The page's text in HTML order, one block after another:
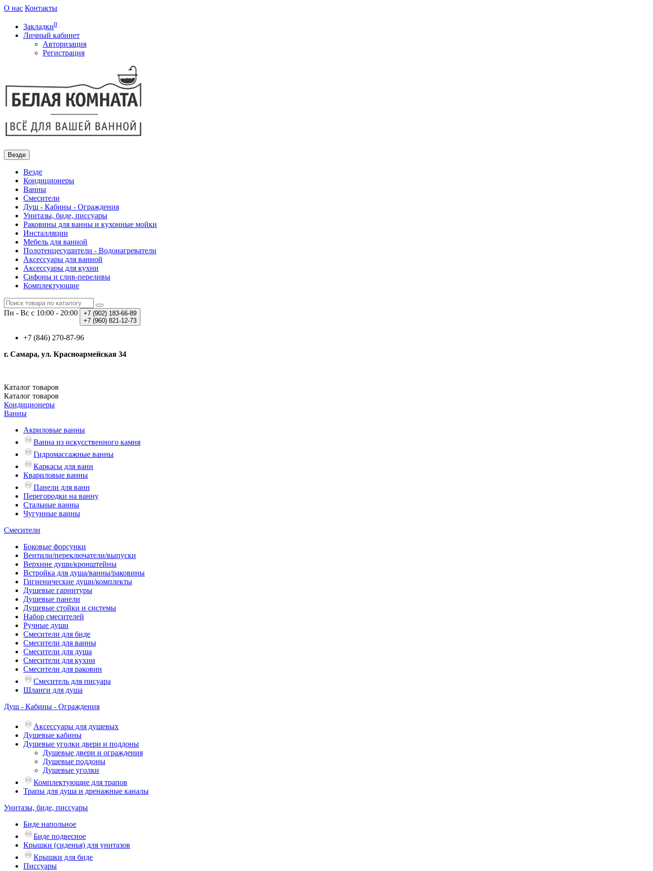
О нас Контакты
Закладки0
Личный кабинет
Авторизация
Регистрация
Везде
Везде
Кондиционеры
Ванны
Смесители
Душ - Кабины - Ограждения
Унитазы, биде, писсуары
Раковины для ванны и кухонные мойки
Инсталляции
Мебель для ванной
Полотенцесушители - Водонагреватели
Аксессуары для ванной
Аксессуары для кухни
Сифоны и слив-переливы
Комплектующие
Пн - Вс с 10:00 - 20:00 +7 (902) 183-66-89
+7 (960) 821-12-73
+7 (846) 270-87-96
г. Самара, ул. Красноармейская 34
Каталог товаров
Каталог товаров
Кондиционеры
Ванны
Акриловые ванны
Ванна из искусственного камня
Гидромассажные ванны
Каркасы для ванн
Квариловые ванны
Панели для ванн
Перегородки на ванну
Стальные ванны
Чугунные ванны
Смесители
Боковые форсунки
Вентили/переключатели/выпуски
Верхние души/кронштейны
Встройка для душа/ванны/раковины
Гигиенические души/комплекты
Душевые гарнитуры
Душевые панели
Душевые стойки и системы
Набор смесителей
Ручные души
Смесители для биде
Смесители для ванны
Смесители для душа
Смесители для кухни
Смесители для раковин
Смеситель для писуара
Шланги для душа
Душ - Кабины - Ограждения
Аксессуары для душевых
Душевые кабины
Душевые уголки двери и поддоны
Душевые двери и ограждения
Душевые поддоны
Душевые уголки
Комплектующие для трапов
Трапы для душа и дренажные каналы
Унитазы, биде, писсуары
Биде напольное
Биде подвесное
Крышки (сиденья) для унитазов
Крышки для биде
Писсуары